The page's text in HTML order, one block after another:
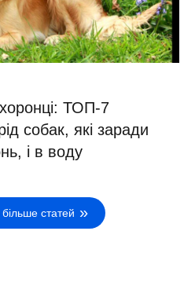
ТОП-7
собак, які заради
і в воду
статей